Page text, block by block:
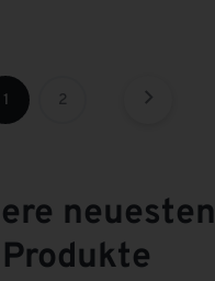
1 2
neuesten
Produkte